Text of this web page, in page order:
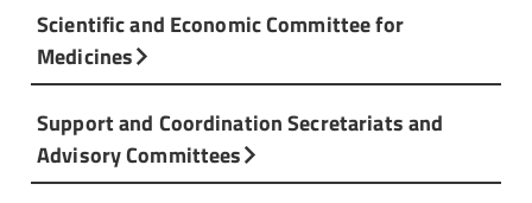
Scientific and Economic Committee for
Medicines
Support and Coordination Secretariats and
Advisory Committees